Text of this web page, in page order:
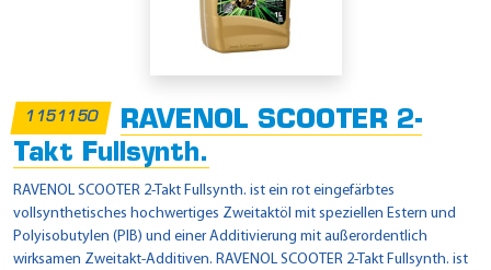
1151150
RAVENOL SCOOTER 2-
Takt Fullsynth.
RAVENOL SCOOTER 2-Takt Fullsynth. ist ein rot eingefärbtes
vollsynthetisches hochwertiges Zweitaktöl mit speziellen Estern und
Polyisobutylen (PIB) und einer Additivierung mit außerordentlich
wirksamen Zweitakt-Additiven. RAVENOL SCOOTER 2-Takt Fullsynth. ist